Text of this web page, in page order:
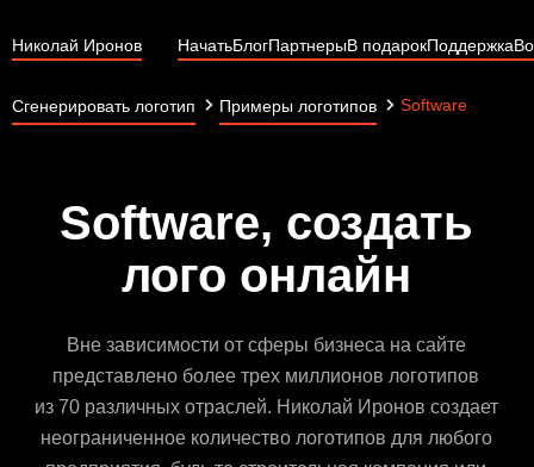
Николай Иронов НачатьБлогПартнерыВ подарокПоддержка
Сгенерировать логотип Примеры логотипов Software
Software, создать
лого онлайн
Вне зависимости от сферы бизнеса на сайте
представлено более трех миллионов логотипов
из 70 различных отраслей. Николай Иронов создает
неограниченное количество логотипов для любого